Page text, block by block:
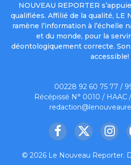
NOUVEAU REPORTER
qualifiées. Affilié de la qualité, LE
ramène l’information à l’échelle
et du monde, pour la
déontologiquement correcte.
accessible!
00228 92 60 75 77 /
Récépissé N° 0010 / HAAC
Facebook
X
© 2026 Le Nouveau Reporter.